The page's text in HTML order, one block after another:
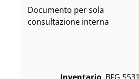
Documento per sola
consultazione interna